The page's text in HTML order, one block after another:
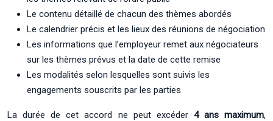
Le contenu détaillé de chacun des thèmes abordés
Le calendrier précis et les lieux des réunions de négociation
Les informations que l’employeur remet aux négociateurs
sur les thèmes prévus et la date de cette remise
Les modalités selon lesquelles sont suivis les
engagements souscrits par les parties
La durée de cet accord ne peut excéder 4 ans maximum,